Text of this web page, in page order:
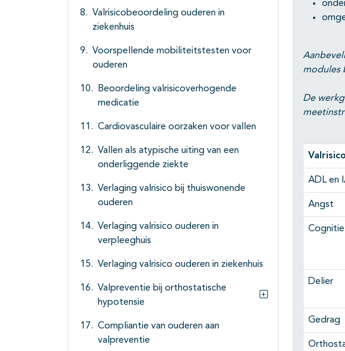
Valrisicobeoordeling ouderen in
ziekenhuis
Voorspellende mobiliteitstesten voor
ouderen
Beoordeling valrisicoverhogende
medicatie
Cardiovasculaire oorzaken voor vallen
Vallen als atypische uiting van een
onderliggende ziekte
Verlaging valrisico bij thuiswonende
ouderen
Verlaging valrisico ouderen in
verpleeghuis
Verlaging valrisico ouderen in ziekenhuis
Valpreventie bij orthostatische
hypotensie
Subpagina's
Compliantie van ouderen aan
valpreventie
modules
De
ADL en
Angst
Cognitie
Delier
Gedrag